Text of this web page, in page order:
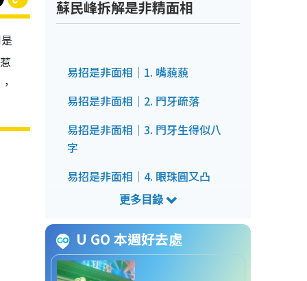
蘇民峰拆解是非精面相
易招是非面相｜1. 嘴藐藐
易招是非面相｜2. 門牙疏落
易招是非面相｜3. 門牙生得似八
字
易招是非面相｜4. 眼珠圓又凸
易招是非面相｜5. 垂珠嘴
易招是非面相｜6. 上唇過厚
易招是非面相｜7. 吹火嘴型
U GO 本週好去處